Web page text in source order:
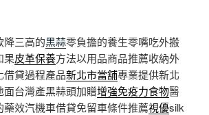
降三高的黑蒜零負擔的養生零嘴吃外搬
果皮革保養方法以用品商品推薦收納外
貸過程產品新北市當舖專業提供新北
台灣產黑蒜頭加贈增強免疫力食物醫
藥效汽機車借貸免留車條件推薦視優silk